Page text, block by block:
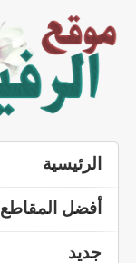
الرئيسية
أفضل المقاطع
جديد